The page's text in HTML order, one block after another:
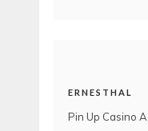
ERNESTHAL
Pin Up Casino